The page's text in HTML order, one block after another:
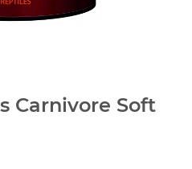
Carnivore Soft